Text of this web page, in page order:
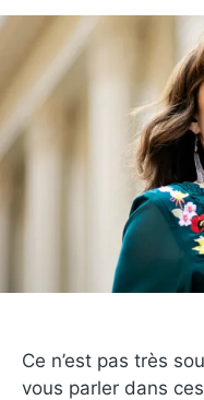
Ce n’est pas très
vous parler dans